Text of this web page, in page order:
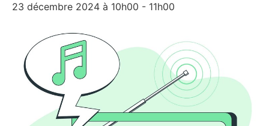
23 décembre 2024 à 10h00 - 11h00